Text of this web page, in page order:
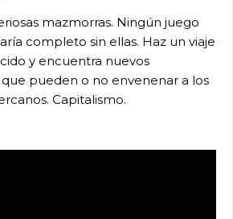
mazmorras. Ningún juego
completo sin ellas. Haz un viaje
y encuentra nuevos
pueden o no envenenar a los
Capitalismo.